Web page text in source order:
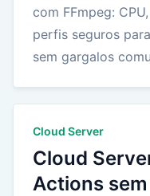
com FFmpeg:
perfis seguros
sem gargalos
Cloud Server
Cloud
Actions